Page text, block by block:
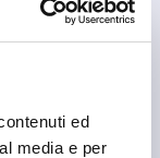
ed
media e per